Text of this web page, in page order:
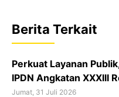
b
o
o
k
s
A
p
p
a
d
s
Berita Terkait
Perkuat Layanan
IPDN Angkatan XXXIII
Jumat, 31 Juli 2026